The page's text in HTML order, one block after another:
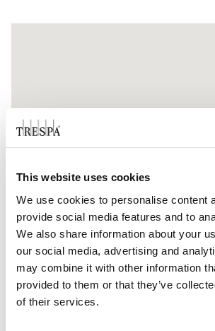
This website uses cookies
We use cookies to personalise content
provide social media features and to
We also share information about your
our social media, advertising and
may combine it with other information
provided to them or that they’ve
of their services.